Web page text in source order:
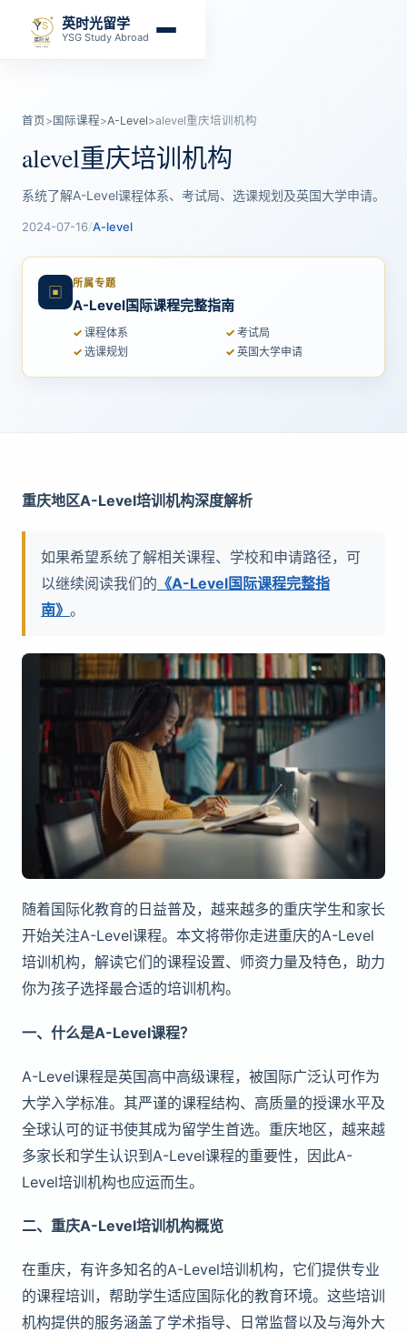
英时光留学
YSG Study Abroad
首页> 国际课程>A-Level>alevel重庆培训机构
alevel重庆培训机构
系统了解A-Level课程体系、考试局、选课规划及英国大学申请。
2024-07-16/A-level
▣ 所属专题
A-Level国际课程完整指南
课程体系
考试局
选课规划
英国大学申请
重庆地区A-Level培训机构深度解析
如果希望系统了解相关课程、学校和申请路径，可
以继续阅读我们的 《A-Level国际课程完整指
南》 。
随着国际化教育的日益普及，越来越多的重庆学生和家长
开始关注A-Level课程。本文将带你走进重庆的A-Level
培训机构，解读它们的课程设置、师资力量及特色，助力
你为孩子选择最合适的培训机构。
一、什么是A-Level课程？
A-Level课程是英国高中高级课程，被国际广泛认可作为
大学入学标准。其严谨的课程结构、高质量的授课水平及
全球认可的证书使其成为留学生首选。重庆地区，越来越
多家长和学生认识到A-Level课程的重要性，因此A-
Level培训机构也应运而生。
二、重庆A-Level培训机构概览
在重庆，有许多知名的A-Level培训机构，它们提供专业
的课程培训，帮助学生适应国际化的教育环境。这些培训
机构提供的服务涵盖了学术指导、日常监督以及与海外大